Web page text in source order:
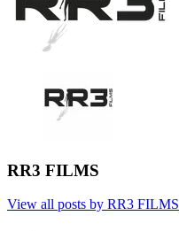
RR3 FILMS
View all posts by RR3 FILMS